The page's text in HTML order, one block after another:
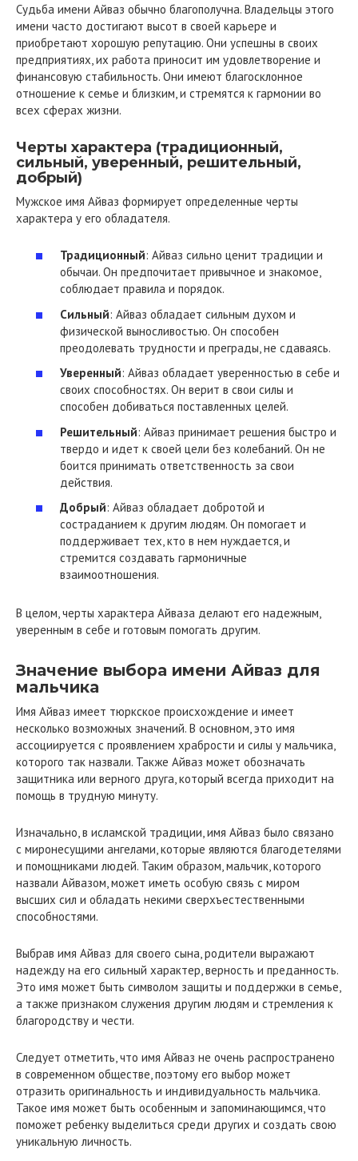
Судьба имени Айваз обычно благополучна. Владельцы этого
имени часто достигают высот в своей карьере и
приобретают хорошую репутацию. Они успешны в своих
предприятиях, их работа приносит им удовлетворение и
финансовую стабильность. Они имеют благосклонное
отношение к семье и близким, и стремятся к гармонии во
всех сферах жизни.
Черты характера (традиционный,
сильный, уверенный, решительный,
добрый)
Мужское имя Айваз формирует определенные черты
характера у его обладателя.
Традиционный: Айваз сильно ценит традиции и
обычаи. Он предпочитает привычное и знакомое,
соблюдает правила и порядок.
Сильный: Айваз обладает сильным духом и
физической выносливостью. Он способен
преодолевать трудности и преграды, не сдаваясь.
Уверенный: Айваз обладает уверенностью в себе и
своих способностях. Он верит в свои силы и
способен добиваться поставленных целей.
Решительный: Айваз принимает решения быстро и
твердо и идет к своей цели без колебаний. Он не
боится принимать ответственность за свои
действия.
Добрый: Айваз обладает добротой и
состраданием к другим людям. Он помогает и
поддерживает тех, кто в нем нуждается, и
стремится создавать гармоничные
взаимоотношения.
В целом, черты характера Айваза делают его надежным,
уверенным в себе и готовым помогать другим.
Значение выбора имени Айваз для
мальчика
Имя Айваз имеет тюркское происхождение и имеет
несколько возможных значений. В основном, это имя
ассоциируется с проявлением храбрости и силы у мальчика,
которого так назвали. Также Айваз может обозначать
защитника или верного друга, который всегда приходит на
помощь в трудную минуту.
Изначально, в исламской традиции, имя Айваз было связано
с миронесущими ангелами, которые являются благодетелями
и помощниками людей. Таким образом, мальчик, которого
назвали Айвазом, может иметь особую связь с миром
высших сил и обладать некими сверхъестественными
способностями.
Выбрав имя Айваз для своего сына, родители выражают
надежду на его сильный характер, верность и преданность.
Это имя может быть символом защиты и поддержки в семье,
а также признаком служения другим людям и стремления к
благородству и чести.
Следует отметить, что имя Айваз не очень распространено
в современном обществе, поэтому его выбор может
отразить оригинальность и индивидуальность мальчика.
Такое имя может быть особенным и запоминающимся, что
поможет ребенку выделиться среди других и создать свою
уникальную личность.